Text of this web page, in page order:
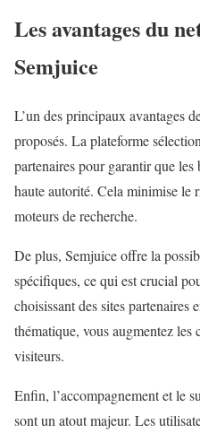
Les avantages du
Semjuice
L’un des principaux avantages
proposés. La plateforme
partenaires pour garantir que
haute autorité. Cela minimise le
moteurs de recherche.
De plus, Semjuice offre la
spécifiques, ce qui est crucial
choisissant des sites partenaires
thématique, vous augmentez les
visiteurs.
Enfin, l’accompagnement et le
sont un atout majeur. Les